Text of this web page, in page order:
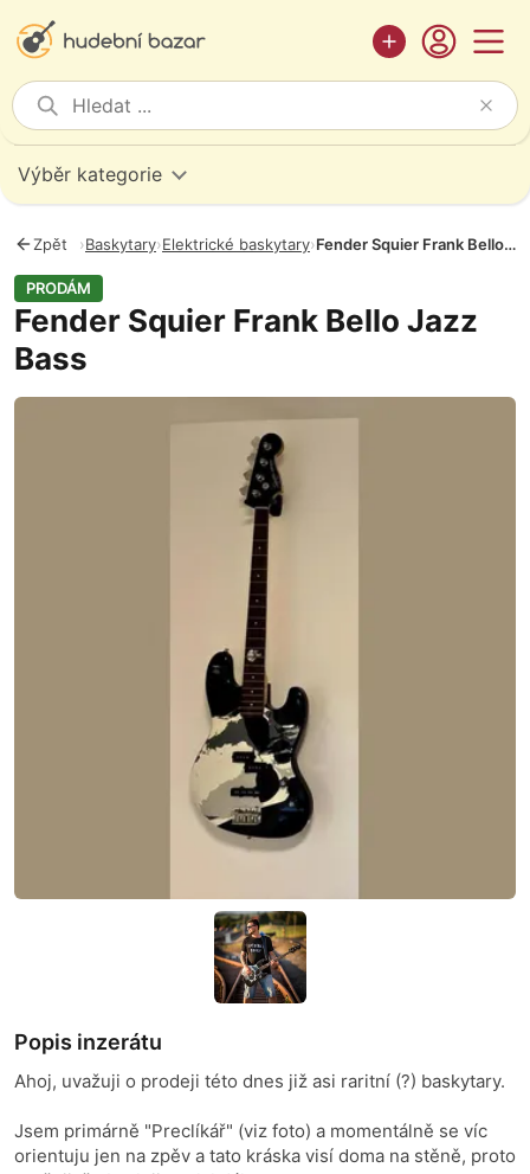
Výběr kategorie
Zpět ›Baskytary›Elektrické baskytary› Fender Squier Frank Bello Jazz Bass
PRODÁM
Fender Squier Frank Bello Jazz
Bass
Fotografie
Popis inzerátu
Ahoj, uvažuji o prodeji této dnes již asi raritní (?) baskytary.
Jsem primárně "Preclíkář" (viz foto) a momentálně se víc
orientuju jen na zpěv a tato kráska visí doma na stěně, proto